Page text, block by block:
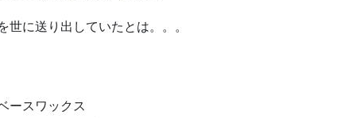
に送り出していたとは。。。
ースワックス